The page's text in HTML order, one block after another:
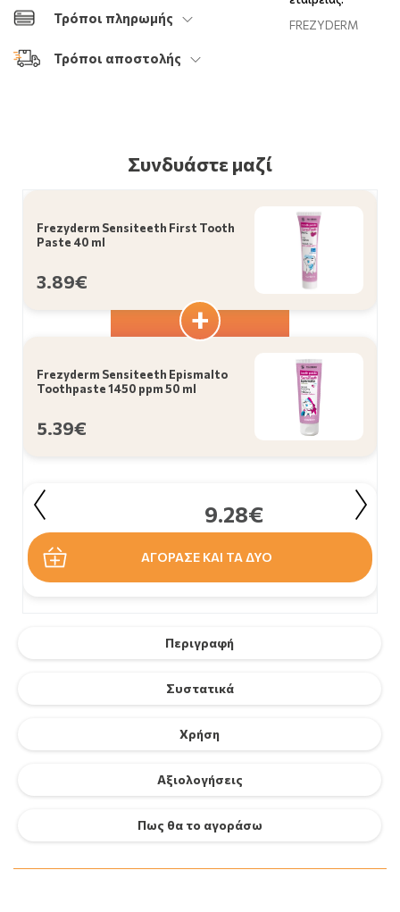
Τρόποι πληρωμής
Τρόποι αποστολής
FREZYDERM
Περιγραφή
Συστατικά
Χρήση
Αξιολογήσεις
Πως θα το αγοράσω
Συνδυάστε μαζί
Frezyderm Sensiteeth First Tooth
Paste 40 ml
3.89€
Frezyderm Sensiteeth Epismalto
Toothpaste 1450 ppm 50 ml
5.39€
9.28€
ΑΓΟΡΑΣΕ ΚΑΙ ΤΑ ΔΥΟ